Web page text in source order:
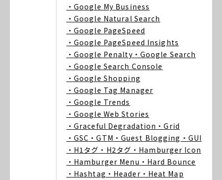
・Google My Business
・Google Natural Search
・Google PageSpeed
・Google PageSpeed Insights
・Google Penalty ・Google Search
・Google Search Console
・Google Shopping
・Google Tag Manager
・Google Trends
・Google Web Stories
・Graceful Degradation ・Grid
・GSC ・GTM ・Guest Blogging ・GUI
・H1タグ ・H2タグ ・Hamburger Icon
・Hamburger Menu ・Hard Bounce
・Hashtag ・Header ・Heat Map